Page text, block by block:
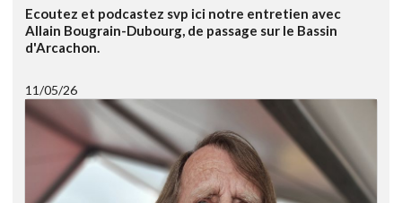
Ecoutez et podcastez svp ici notre entretien avec
Allain Bougrain-Dubourg, de passage sur le Bassin
d'Arcachon.
11/05/26